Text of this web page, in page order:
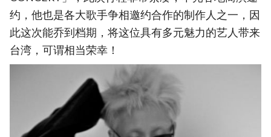
约，他也是各大歌手争相邀约合作的制作人之一，因
此这次能乔到档期，将这位具有多元魅力的艺人带来
台湾，可谓相当荣幸！